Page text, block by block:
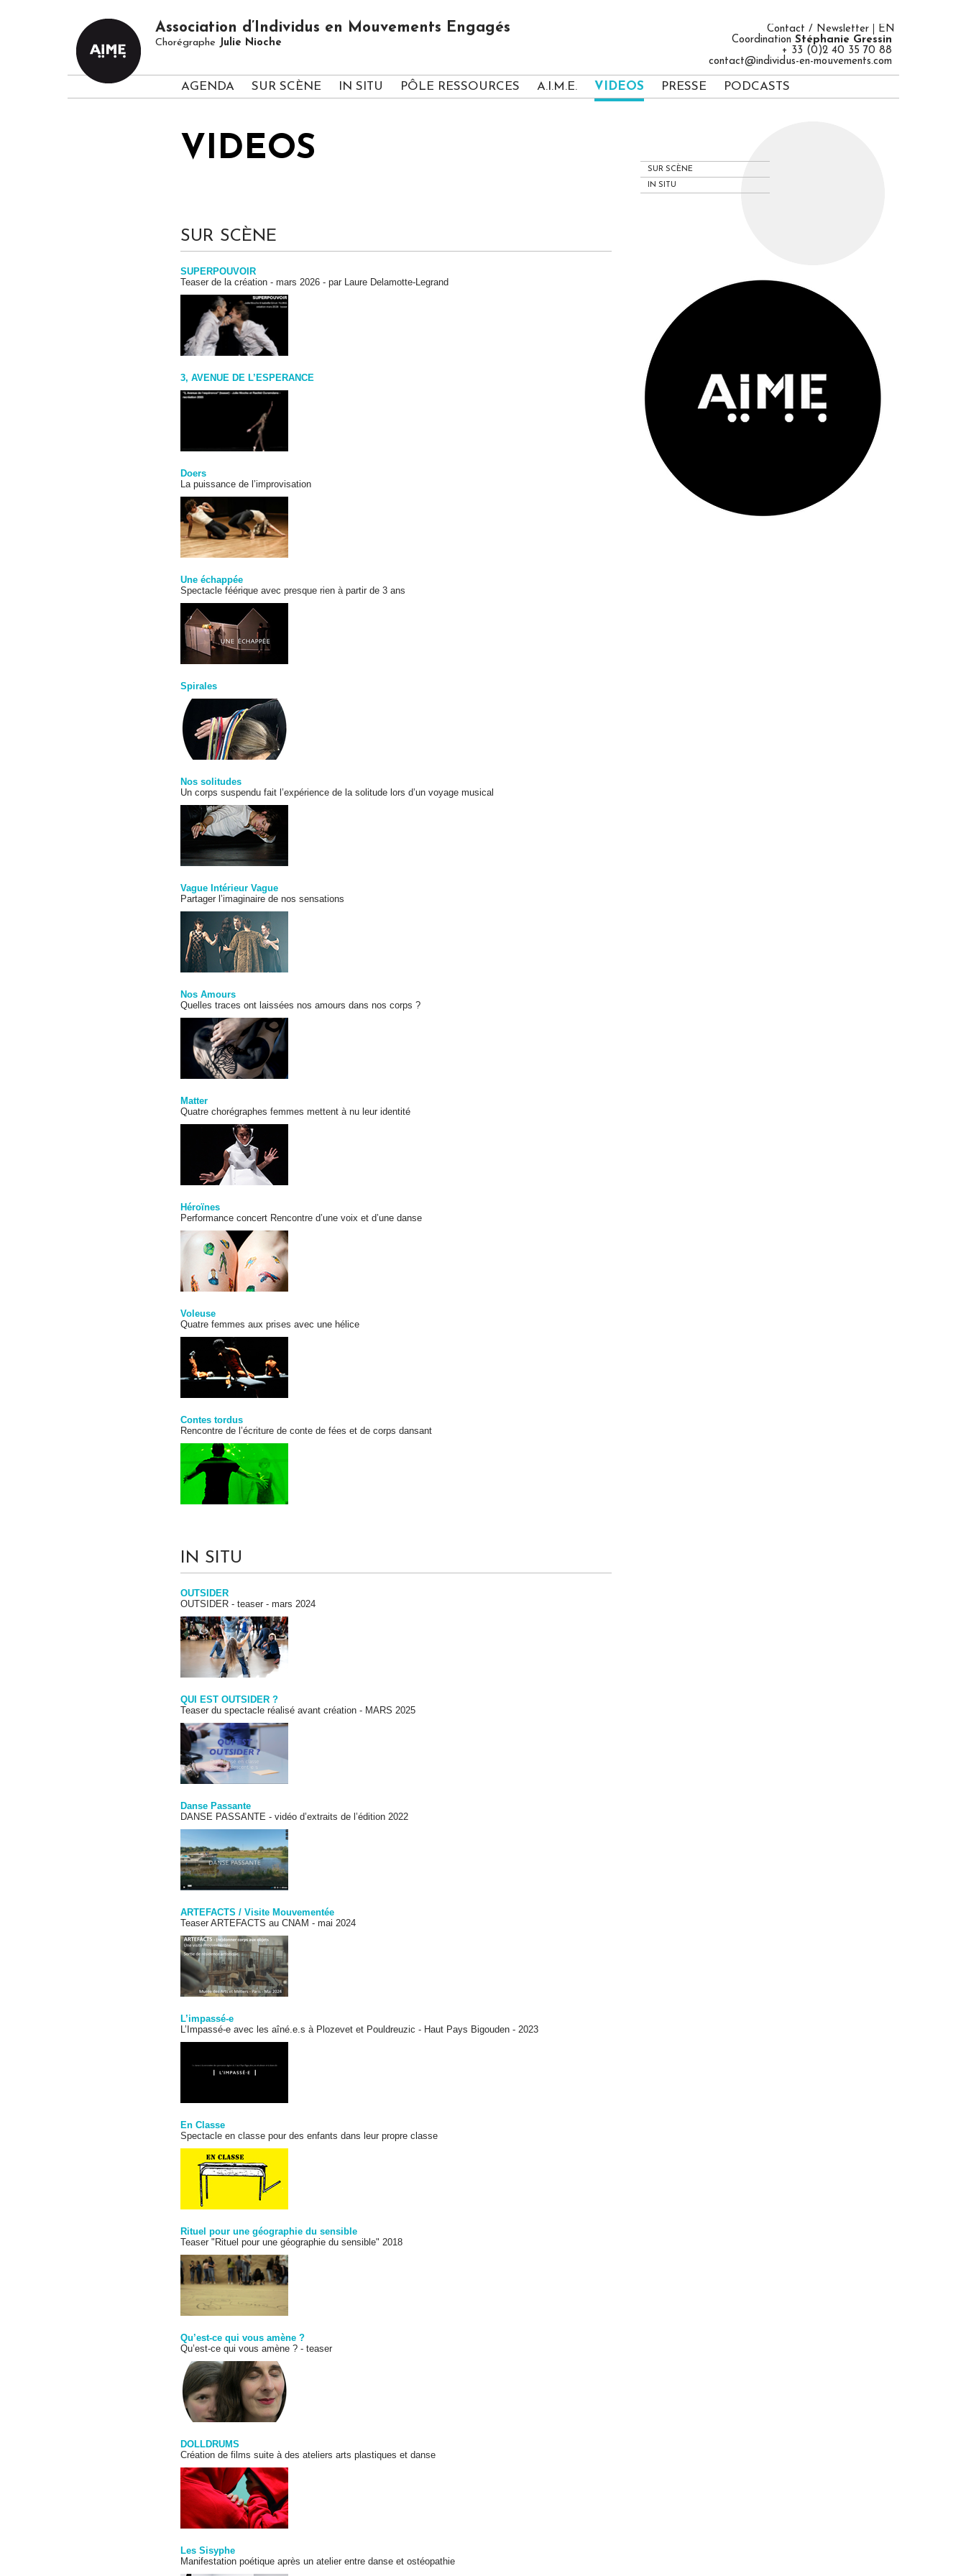
Association d’Individus en Mouvements Engagés
Chorégraphe Julie Nioche
Contact / Newsletter
EN
Coordination Stéphanie Gressin
+ 33 (0)2 40 35 70 88
contact@individus-en-mouvements.com
AGENDA SUR SCÈNE IN SITU PÔLE RESSOURCES A.I.M.E. VIDEOS PRESSE PODCASTS
VIDEOS
SUR SCÈNE
SUPERPOUVOIR
Teaser de la création - mars 2026 - par Laure Delamotte-Legrand
3, AVENUE DE L’ESPERANCE
Doers
La puissance de l’improvisation
Une échappée
Spectacle féérique avec presque rien à partir de 3 ans
Spirales
Nos solitudes
Un corps suspendu fait l’expérience de la solitude lors d’un voyage musical
Vague Intérieur Vague
Partager l’imaginaire de nos sensations
Nos Amours
Quelles traces ont laissées nos amours dans nos corps ?
Matter
Quatre chorégraphes femmes mettent à nu leur identité
Héroïnes
Performance concert Rencontre d’une voix et d’une danse
Voleuse
Quatre femmes aux prises avec une hélice
Contes tordus
Rencontre de l’écriture de conte de fées et de corps dansant
IN SITU
OUTSIDER
OUTSIDER - teaser - mars 2024
QUI EST OUTSIDER ?
Teaser du spectacle réalisé avant création - MARS 2025
Danse Passante
DANSE PASSANTE - vidéo d’extraits de l’édition 2022
ARTEFACTS / Visite Mouvementée
Teaser ARTEFACTS au CNAM - mai 2024
L’impassé-e
L’Impassé-e avec les aîné.e.s à Plozevet et Pouldreuzic - Haut Pays Bigouden - 2023
En Classe
Spectacle en classe pour des enfants dans leur propre classe
Rituel pour une géographie du sensible
Teaser "Rituel pour une géographie du sensible" 2018
Qu’est-ce qui vous amène ?
Qu’est-ce qui vous amène ? - teaser
DOLLDRUMS
Création de films suite à des ateliers arts plastiques et danse
Les Sisyphe
Manifestation poétique après un atelier entre danse et ostéopathie
SUR SCÈNE
IN SITU